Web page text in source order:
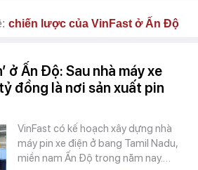
chiến lược của VinFast ở Ấn Độ
ở Ấn Độ: Sau nhà máy xe
đồng là nơi sản xuất pin
VinFast có kế hoạch xây dựng nhà
máy pin xe điện ở bang Tamil Nadu,
miền nam Ấn Độ trong năm nay.…